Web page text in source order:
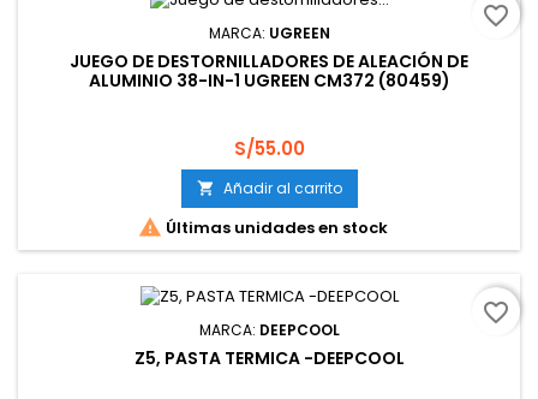
MARCA: UGREEN
JUEGO DE DESTORNILLADORES DE ALEACIÓN DE
ALUMINIO 38-IN-1 UGREEN CM372 (80459)
Precio
S/55.00
 Añadir al carrito
 Últimas unidades en stock
favorite_border
MARCA: DEEPCOOL
Z5, PASTA TERMICA -DEEPCOOL
favorite_border